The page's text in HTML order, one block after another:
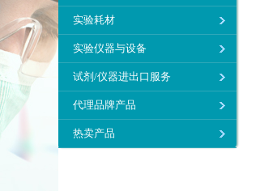
实验耗材
实验仪器与设备
试剂/仪器进出口服务
代理品牌产品
热卖产品